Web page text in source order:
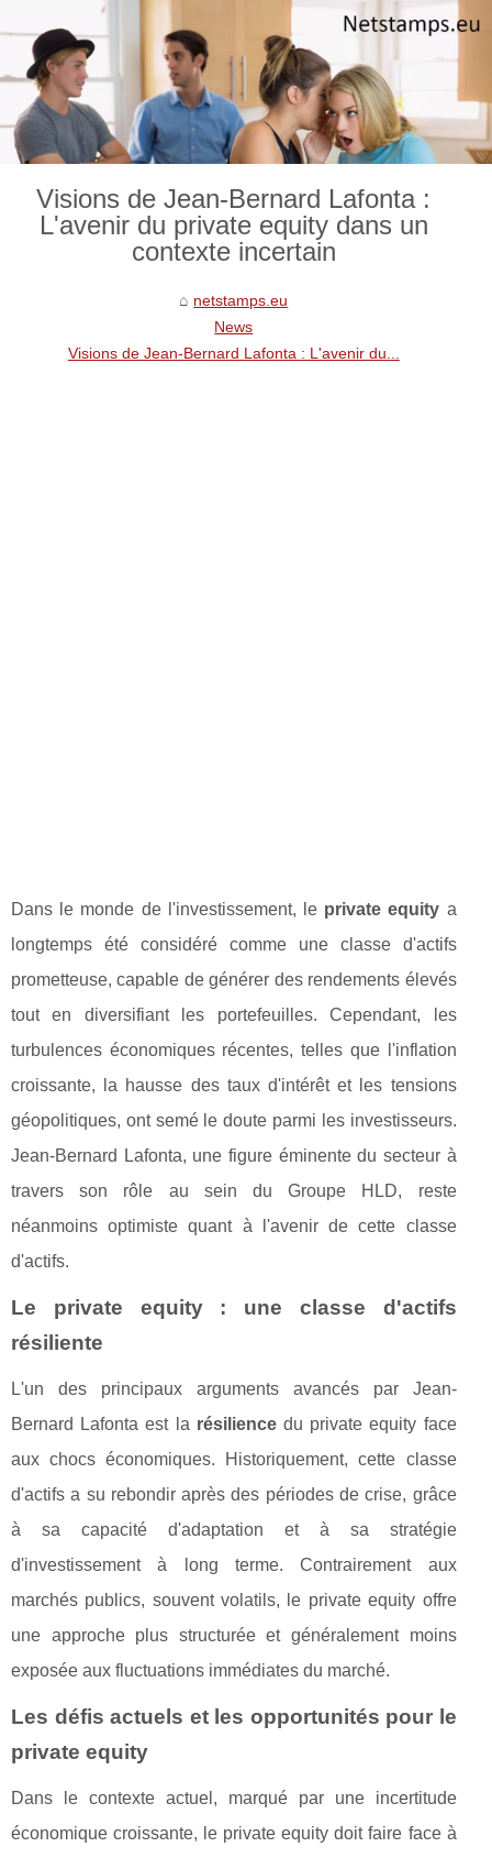
Visions de Jean-Bernard Lafonta :
L'avenir du private equity dans un
contexte incertain
netstamps.eu
News
Visions de Jean-Bernard Lafonta : L'avenir du...
Dans le monde de l'investissement, le private equity a
longtemps été considéré comme une classe d'actifs
prometteuse, capable de générer des rendements élevés
tout en diversifiant les portefeuilles. Cependant, les
turbulences économiques récentes, telles que l'inflation
croissante, la hausse des taux d'intérêt et les tensions
géopolitiques, ont semé le doute parmi les investisseurs.
Jean-Bernard Lafonta, une figure éminente du secteur à
travers son rôle au sein du Groupe HLD, reste
néanmoins optimiste quant à l'avenir de cette classe
d'actifs.
Le private equity : une classe d'actifs
résiliente
L'un des principaux arguments avancés par Jean-
Bernard Lafonta est la résiliencedu private equity face
aux chocs économiques. Historiquement, cette classe
d'actifs a su rebondir après des périodes de crise, grâce
à sa capacité d'adaptation et à sa stratégie
d'investissement à long terme. Contrairement aux
marchés publics, souvent volatils, le private equity offre
une approche plus structurée et généralement moins
exposée aux fluctuations immédiates du marché.
Les défis actuels et les opportunités pour le
private equity
Dans le contexte actuel, marqué par une incertitude
économique croissante, le private equity doit faire face à